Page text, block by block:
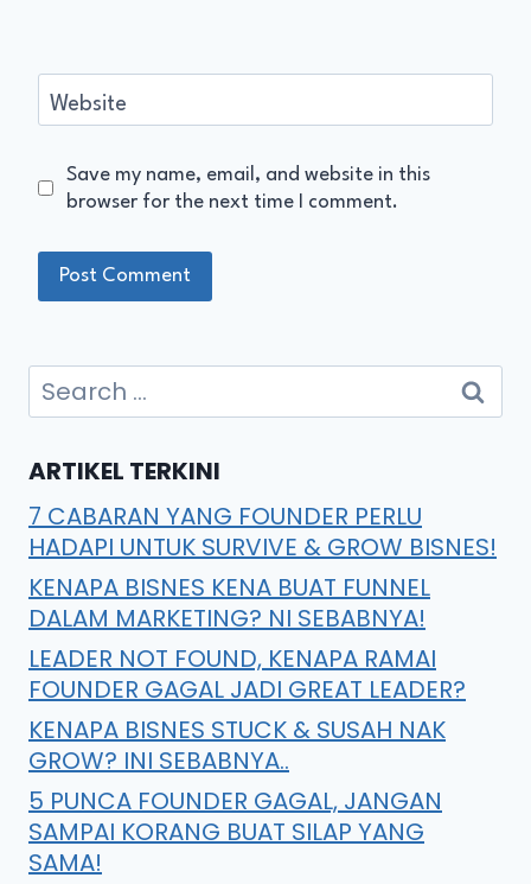
Website
Save my name, email, and website in this
browser for the next time I comment.
ARTIKEL TERKINI
7 CABARAN YANG FOUNDER PERLU
HADAPI UNTUK SURVIVE & GROW BISNES!
KENAPA BISNES KENA BUAT FUNNEL
DALAM MARKETING? NI SEBABNYA!
LEADER NOT FOUND, KENAPA RAMAI
FOUNDER GAGAL JADI GREAT LEADER?
KENAPA BISNES STUCK & SUSAH NAK
GROW? INI SEBABNYA..
5 PUNCA FOUNDER GAGAL, JANGAN
SAMPAI KORANG BUAT SILAP YANG
SAMA!